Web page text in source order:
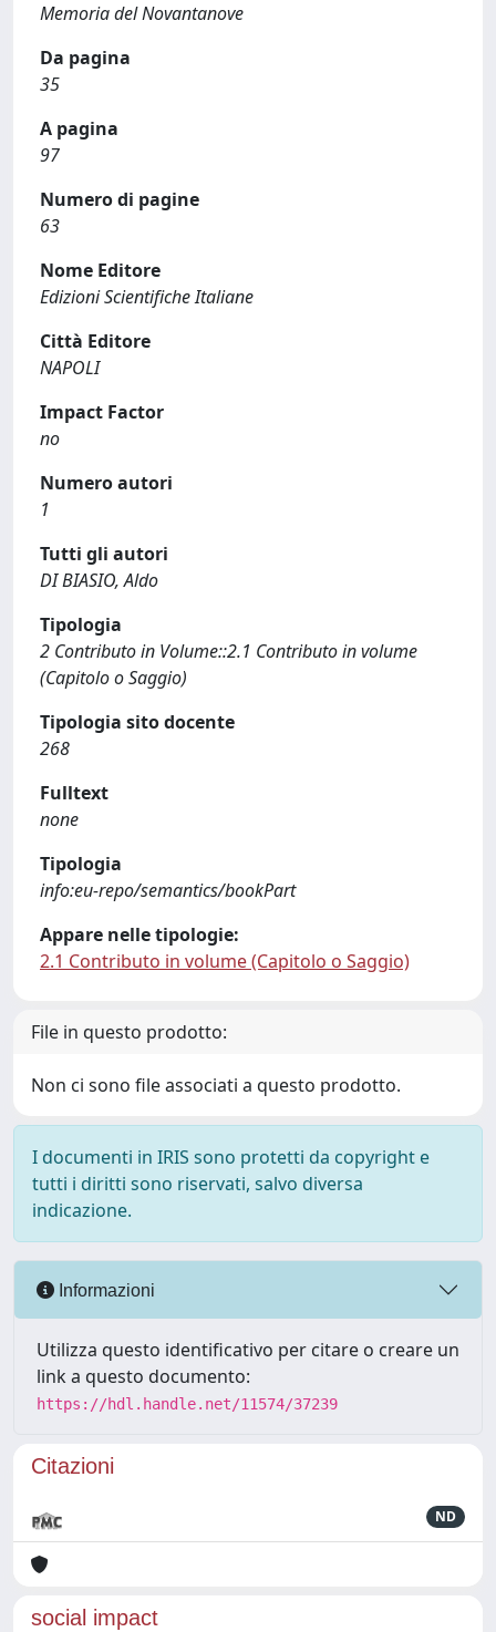
Memoria del Novantanove
Da pagina
35
A pagina
97
Numero di pagine
63
Nome Editore
Edizioni Scientifiche Italiane
Città Editore
NAPOLI
Impact Factor
no
Numero autori
1
Tutti gli autori
DI BIASIO, Aldo
Tipologia
2 Contributo in Volume::2.1 Contributo in volume
(Capitolo o Saggio)
Tipologia sito docente
268
Fulltext
none
Tipologia
info:eu-repo/semantics/bookPart
Appare nelle tipologie:
2.1 Contributo in volume (Capitolo o Saggio)
File in questo prodotto:
Non ci sono file associati a questo prodotto.
I documenti in IRIS sono protetti da copyright e
tutti i diritti sono riservati, salvo diversa
indicazione.
Informazioni
Utilizza questo identificativo per citare o creare un
link a questo documento:
https://hdl.handle.net/11574/37239
Citazioni
ND
social impact